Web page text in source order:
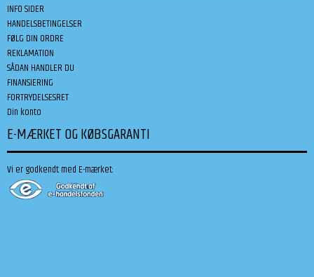
INFO SIDER
HANDELSBETINGELSER
FØLG DIN ORDRE
REKLAMATION
SÅDAN HANDLER DU
FINANSIERING
FORTRYDELSESRET
Din konto
E-MÆRKET OG KØBSGARANTI
Vi er godkendt med E-mærket: